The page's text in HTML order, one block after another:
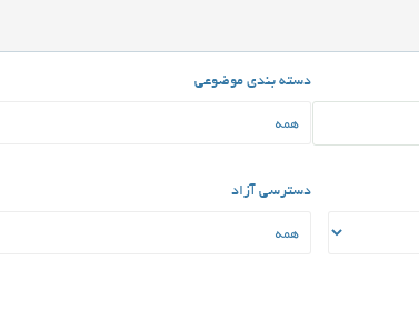
دسته بندی موضوعی
دسترسی آزاد